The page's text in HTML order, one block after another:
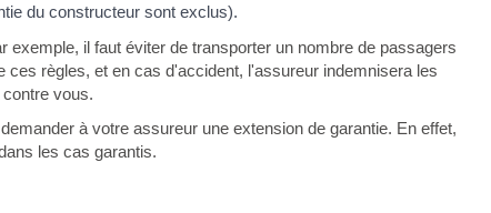
du constructeur sont exclus).
il faut éviter de transporter un nombre de passagers
règles, et en cas d'accident, l'assureur indemnisera les
vous.
à votre assureur une extension de garantie. En effet,
les cas garantis.